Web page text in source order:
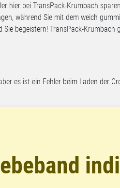
hier bei TransPack-Krumbach
während Sie mit dem weich
Sie begeistern! TransPack-
es ist ein Fehler beim Laden der